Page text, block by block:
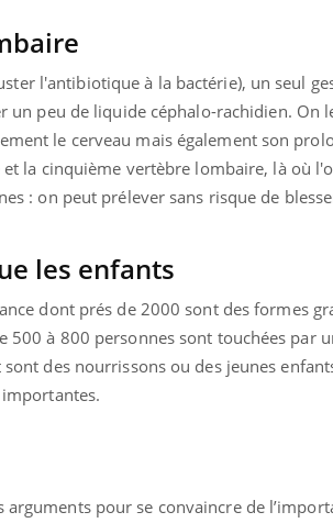
l'antibiotique à la bactérie), un seul
peu de liquide céphalo-rachidien. On
le cerveau mais également son
la cinquième vertèbre lombaire, là où
: on peut prélever sans risque de
les enfants
dont prés de 2000 sont des formes
500 à 800 personnes sont touchées par
des nourrissons ou des jeunes
pour se convaincre de
et, pour de
atteintes de
période de questions, de Un
mutualiste
santé :
numérique »